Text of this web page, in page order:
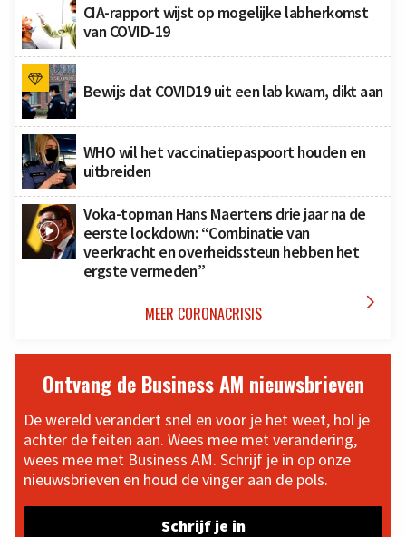
CIA-rapport wijst op mogelijke labherkomst
van COVID-19
Bewijs dat COVID19 uit een lab kwam, dikt aan
WHO wil het vaccinatiepaspoort houden en
uitbreiden
Voka-topman Hans Maertens drie jaar na de
eerste lockdown: “Combinatie van
veerkracht en overheidssteun hebben het
ergste vermeden”
MEER CORONACRISIS 
Ontvang de Business AM nieuwsbrieven
De wereld verandert snel en voor je het weet, hol je
achter de feiten aan. Wees mee met verandering,
wees mee met Business AM. Schrijf je in op onze
nieuwsbrieven en houd de vinger aan de pols.
Schrijf je in